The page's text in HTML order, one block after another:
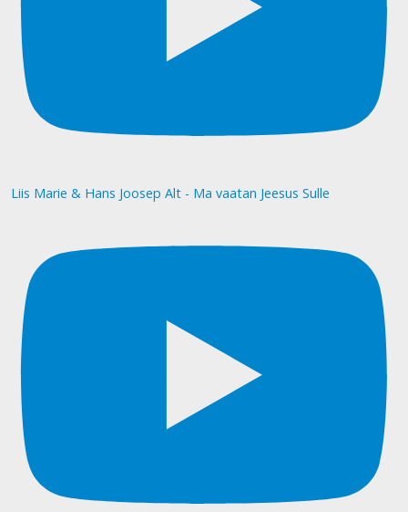
Liis Marie & Hans Joosep Alt - Ma vaatan Jeesus Sulle